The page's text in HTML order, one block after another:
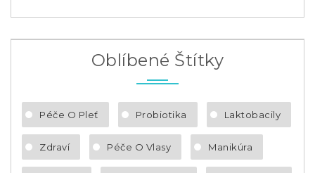
Oblíbené Štítky
Péče O Pleť Probiotika Laktobacily
Zdraví Péče O Vlasy Manikúra